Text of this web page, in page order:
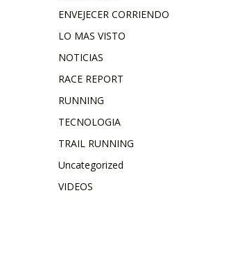
ENVEJECER CORRIENDO
LO MAS VISTO
NOTICIAS
RACE REPORT
RUNNING
TECNOLOGIA
TRAIL RUNNING
Uncategorized
VIDEOS